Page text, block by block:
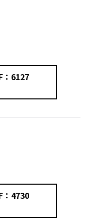
：6127
：4730